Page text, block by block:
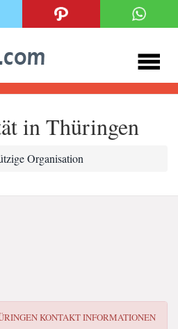
in Thüringen
Organisation
KONTAKT INFORMATIONEN